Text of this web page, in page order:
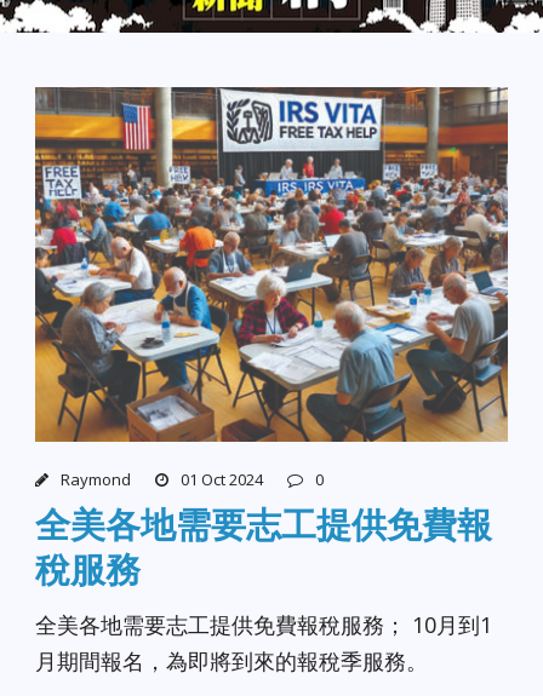
Raymond 01 Oct 2024 0
全美各地需要志工提供免費報
稅服務
全美各地需要志工提供免費報稅服務； 10月到1
月期間報名，為即將到來的報稅季服務。